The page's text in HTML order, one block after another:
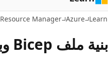
Learn
Azure
Resource Manager
بنية ملف Bicep وبناء الجملة